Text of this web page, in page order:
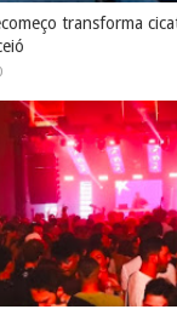
transforma